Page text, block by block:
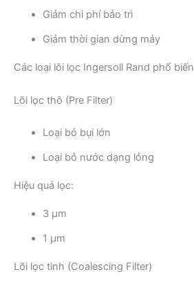
Giảm chi phí bảo trì
Giảm thời gian dừng máy
Các loại lõi lọc Ingersoll Rand phổ biến
Lõi lọc thô (Pre Filter)
Loại bỏ bụi lớn
Loại bỏ nước dạng lỏng
Hiệu quả lọc:
3 µm
1 µm
Lõi lọc tinh (Coalescing Filter)